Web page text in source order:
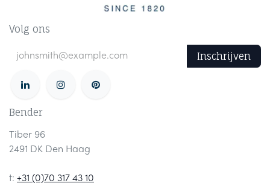
Volg ons
Inschrijven
Bender
Tiber 96
2491 DK Den Haag
t: +31 (0)70 317 43 10